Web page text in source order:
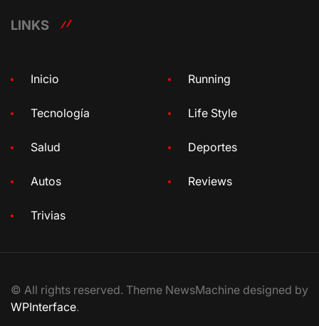
LINKS
Inicio Running
Tecnología Life Style
Salud Deportes
Autos Reviews
Trivias
© All rights reserved. Theme NewsMachine designed by
WPInterface.